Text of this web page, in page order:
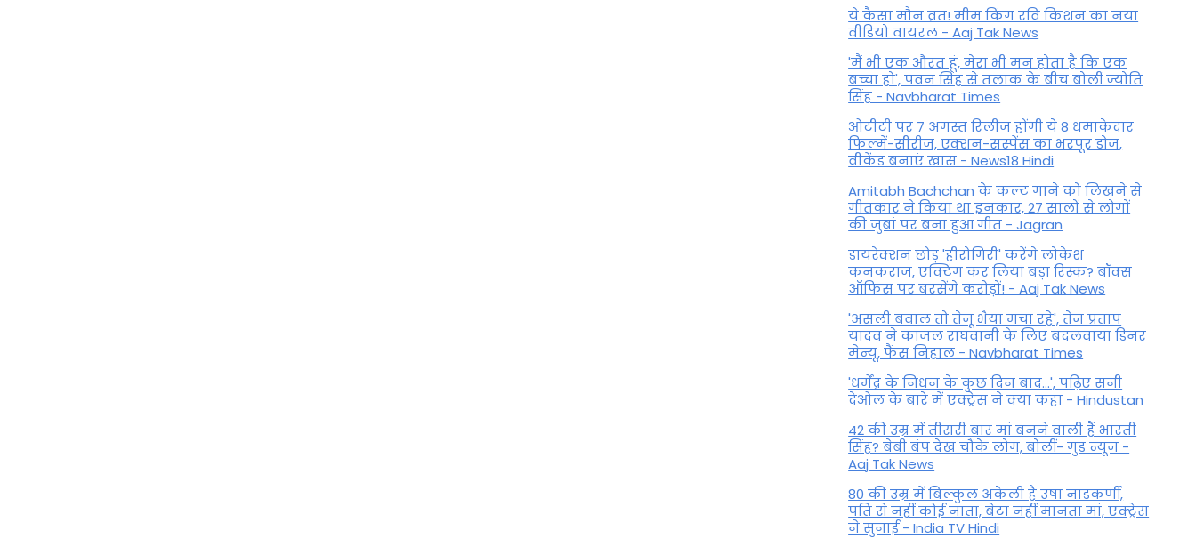
ये कैसा मौन व्रत! मीम किंग रवि किशन का नया
वीडियो वायरल - Aaj Tak News
'मैं भी एक औरत हूं, मेरा भी मन होता है कि एक
बच्चा हो', पवन सिंह से तलाक के बीच बोलीं ज्योति
सिंह - Navbharat Times
ओटीटी पर 7 अगस्त रिलीज होंगी ये 8 धमाकेदार
फिल्में-सीरीज, एक्शन-सस्पेंस का भरपूर डोज,
वीकेंड बनाएं खास - News18 Hindi
Amitabh Bachchan के कल्ट गाने को लिखने से
गीतकार ने किया था इनकार, 27 सालों से लोगों
की जुबां पर बना हुआ गीत - Jagran
डायरेक्शन छोड़ 'हीरोगिरी' करेंगे लोकेश
कनकराज, एक्टिंग कर लिया बड़ा रिस्क? बॉक्स
ऑफिस पर बरसेंगे करोड़ों! - Aaj Tak News
'असली बवाल तो तेजू भैया मचा रहे', तेज प्रताप
यादव ने काजल राघवानी के लिए बदलवाया डिनर
मेन्यू, फैंस न‍िहाल - Navbharat Times
'धर्मेंद्र के निधन के कुछ दिन बाद...', पढ़िए सनी
देओल के बारे में एक्ट्रेस ने क्या कहा - Hindustan
42 की उम्र में तीसरी बार मां बनने वाली हैं भारती
सिंह? बेबी बंप देख चौंके लोग, बोलीं- गुड न्यूज -
Aaj Tak News
80 की उम्र में बिल्कुल अकेली हैं उषा नाडकर्णी,
पति से नहीं कोई नाता, बेटा नहीं मानता मां, एक्ट्रेस
ने सुनाई - India TV Hindi